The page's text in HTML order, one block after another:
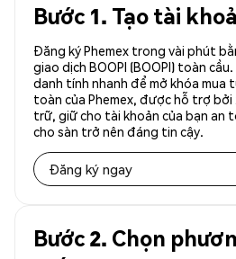
Bước 1. Tạo tài
Đăng ký Phemex trong vài phút
giao dịch BOOPI (BOOPI) toàn
danh tính nhanh để mở khóa mua
toàn của Phemex, được hỗ trợ bởi
trữ, giữ cho tài khoản của bạn an
cho sàn trở nên đáng tin cậy.
Đăng ký ngay
Bước 2. Chọn